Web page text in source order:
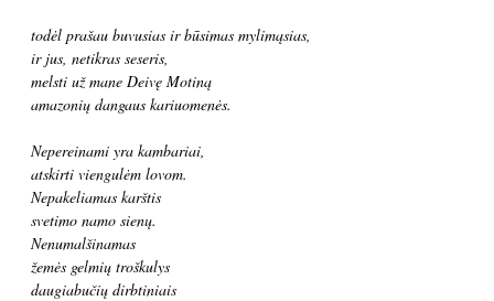
todėl prašau buvusias ir būsimas mylimąsias,
ir jus, netikras seseris,
melsti už mane Deivę Motiną
amazonių dangaus kariuomenės.
Nepereinami yra kambariai,
atskirti viengulėm lovom.
Nepakeliamas karštis
svetimo namo sienų.
Nenumalšinamas
žemės gelmių troškulys
daugiabučių dirbtiniais